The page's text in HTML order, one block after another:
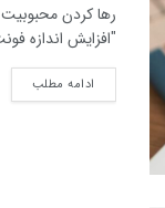
رها کردن محبوبیت
"افزایش اندازه
ادامه مطلب